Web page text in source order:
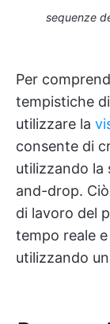
sequenze
Per
tempistiche
utilizzare la
consente di
utilizzando la
and-drop.
di lavoro del
tempo reale
utilizzando